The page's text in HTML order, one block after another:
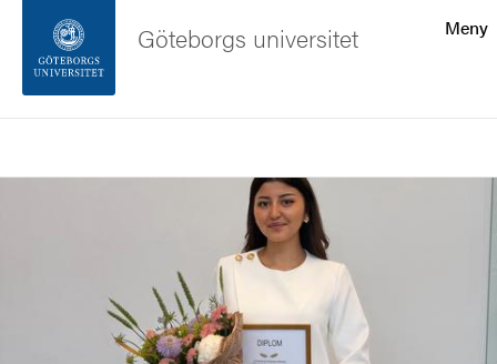
Sidfoten
Meny
Göteborgs universitet
Bild